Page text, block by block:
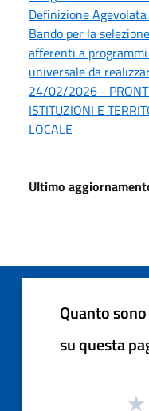
Definizione
Bando per la
afferenti a
universale da
24/02/2026 -
ISTITUZIONI E
LOCALE
Ultimo
Quanto
su questa